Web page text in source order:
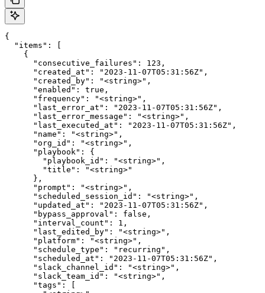
{
  "items": [
    {
      "consecutive_failures": 123,
      "created_at": "2023-11-07T05:31:56Z",
      "created_by": "<string>",
      "enabled": true,
      "frequency": "<string>",
      "last_error_at": "2023-11-07T05:31:56Z",
      "last_error_message": "<string>",
      "last_executed_at": "2023-11-07T05:31:56Z",
      "name": "<string>",
      "org_id": "<string>",
      "playbook": {
        "playbook_id": "<string>",
        "title": "<string>"
      },
      "prompt": "<string>",
      "scheduled_session_id": "<string>",
      "updated_at": "2023-11-07T05:31:56Z",
      "bypass_approval": false,
      "interval_count": 1,
      "last_edited_by": "<string>",
      "platform": "<string>",
      "schedule_type": "recurring",
      "scheduled_at": "2023-11-07T05:31:56Z",
      "slack_channel_id": "<string>",
      "slack_team_id": "<string>",
      "tags": [